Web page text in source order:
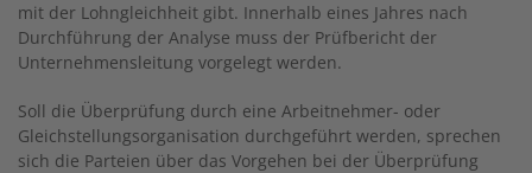
mit der Lohngleichheit gibt. Innerhalb eines Jahres nach
Durchführung der Analyse muss der Prüfbericht der
Unternehmensleitung vorgelegt werden.
Soll die Überprüfung durch eine Arbeitnehmer- oder
Gleichstellungsorganisation durchgeführt werden, sprechen
sich die Parteien über das Vorgehen bei der Überprüfung